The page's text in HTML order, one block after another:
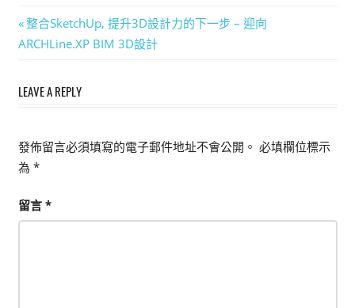
體
文
章
導
Previous
Post:
整合SketchUp, 提升3D設計力的下一步 – 迎向
ARCHLine.XP BIM 3D設計
LEAVE A REPLY
發佈留言必須填寫的電子郵件地址不會公開。 必填欄位標示
為 *
留言 *